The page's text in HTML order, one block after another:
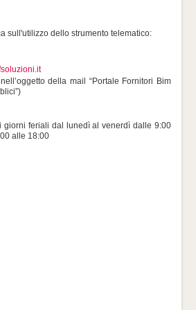
sull'utilizzo dello strumento telematico:
della mail “Portale Fornitori Bim
giorni feriali dal lunedì al venerdì dalle 9:00
alle 18:00